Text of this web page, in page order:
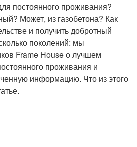
постоянного проживания?
Может, из газобетона? Как
и получить добротный
поколений: мы
Frame House о лучшем
проживания и
информацию. Что из этого